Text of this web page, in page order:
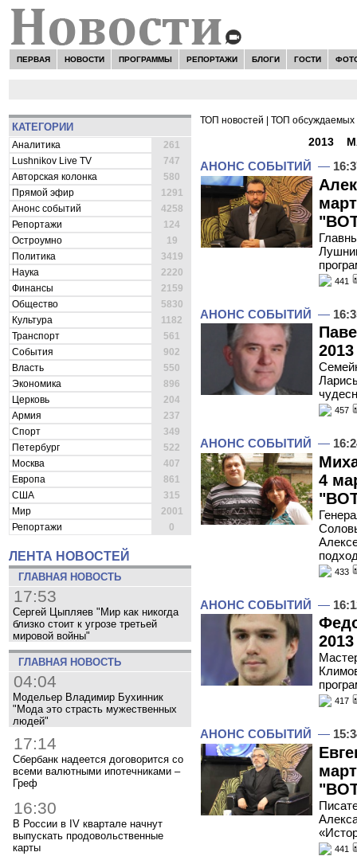
ПЕРВАЯ НОВОСТИ ПРОГРАММЫ РЕПОРТАЖИ БЛОГИ ГОСТИ
КАТЕГОРИИ
Аналитика
261
Lushnikov Live TV
747
Авторская колонка
580
Прямой эфир
1291
Анонс событий
4258
Репортажи
124
Остроумно
19
Политика
3419
Наука
2220
Финансы
2159
Общество
5830
Культура
1182
Транспорт
561
События
902
Власть
550
Экономика
896
Церковь
204
Армия
237
Спорт
349
Петербург
522
Москва
407
Европа
861
США
315
Мир
2001
Репортажи
0
ЛЕНТА НОВОСТЕЙ
ГЛАВНАЯ НОВОСТЬ
17:53
Сергей Цыпляев "Мир как никогда
близко стоит к угрозе третьей
мировой войны"
ГЛАВНАЯ НОВОСТЬ
04:04
Модельер Владимир Бухинник
"Мода это страсть мужественных
людей"
17:14
Сбербанк надеется договорится со
всеми валютными ипотечниками –
Греф
16:30
В России в IV квартале начнут
выпускать продовольственные
карты
ТОП новостей ТОП обсуждаемых
2013
АНОНС СОБЫТИЙ —
441
АНОНС СОБЫТИЙ —
457
АНОНС СОБЫТИЙ —
4
433
АНОНС СОБЫТИЙ —
417
АНОНС СОБЫТИЙ —
441